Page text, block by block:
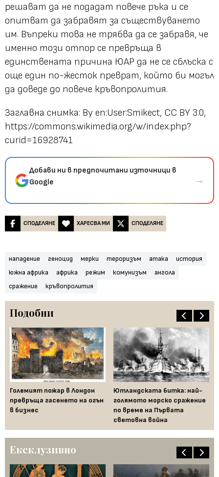
решават да не подадат повече ръка и се
опитват да забравят за съществуването
им. Въпреки това не трябва да се забравя, че
именно този отпор се превръща в
единствената причина ЮАР да не се сблъска с
още един по-жесток преврат, който би могъл
да доведе до повече кръвопролития.
Заглавна снимка: By en:User:Smikect, CC BY 3.0,
https://commons.wikimedia.org/w/index.php?
curid=16928741
Добави ни в предпочитани източници в
Google
→
СПОДЕЛЯНЕ ХАРЕСВА МИ СПОДЕЛЯНЕ
нападение геноцид мерки тероризъм атака
история
южна африка
африка режим комунизъм
ангола
сражение
кръвопролития
Подобни
Големият пожар в Лондон
превръща гасенето на огън
в бизнес
Ютландската битка: най-
голямото морско сражение
по време на Първата
световна война
Ексклузивно